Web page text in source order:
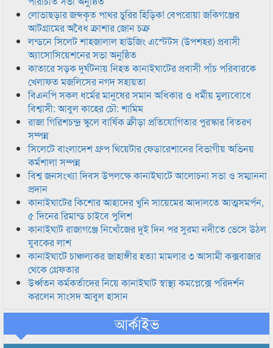
লোভাছড়ার জব্দকৃত পাথর চুরির হিড়িক! বেপরোয়া জকিগঞ্জের
আটগ্রামের অবৈধ ক্রাশার জোন চক্র
লন্ডনে সিলেট শাহজালাল হাউজিং এস্টেটস (উপশহর) প্রবাসী
অ্যাসোসিয়েশনের সভা অনুষ্ঠিত
কাতারে সড়ক দুর্ঘটনায় নিহত কানাইঘাটের প্রবাসী পাঁচ পরিবারকে
খেলাফত মজলিসের নগদ সহায়তা
বিএনপি সকল ধর্মের মানুষের সমান অধিকার ও ধর্মীয় মুল্যবোধে
বিশ্বাসী: আবুল কাহের চৌ: শামিম
রাজা গিরিশচন্দ্র স্কুলে বার্ষিক ক্রীড়া প্রতিযোগিতার পুরস্কার বিতরণ
সম্পন্ন
সিলেটে বাংলাদেশ গ্রুপ থিয়েটার ফেডারেশানের বিভাগীয় অভিনয়
কর্মশালা সম্পন্ন
বিশ্ব জনসংখ্যা দিবস উপলক্ষে কানাইঘাটে আলোচনা সভা ও সম্মাননা
প্রদান
কানাইঘাটের কিশোর আহাদের খুনি সায়েমের আদালতে আত্মসমর্পন,
৫ দিনের রিমান্ড চাইবে পুলিশ
কানাইঘাট রাজাগঞ্জে নিখোঁজের দুই দিন পর সুরমা নদীতে ভেসে উঠল
যুবকের লাশ
কানাইঘাটে চাঞ্চল্যকর জাহাঙ্গীর হত্যা মামলার ৩ আসামী কক্সবাজার
থেকে গ্রেফতার
উর্ধ্বতন কর্মকর্তাদের নিয়ে কানাইঘাট স্বাস্থ্য কমপ্লেক্সে পরিদর্শন
করলেন সাংসদ আবুল হাসান
আর্কাইভ